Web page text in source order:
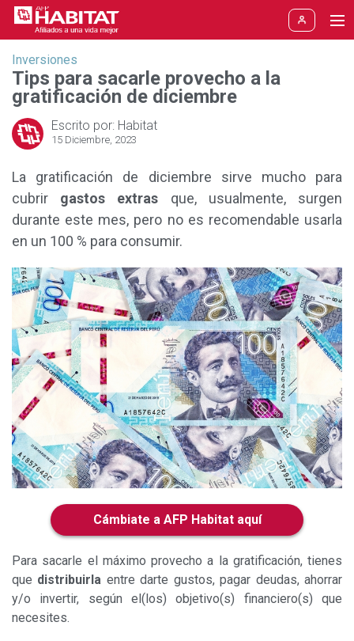
Aportes y Jubilación
Aporte obligatorio
Aporte voluntario
Multifondos
Jubilación
Etapas de la vida
Pronto voy a aportar
Estoy aportando hace poco
He aportado varios años
Estoy próximo a jubilarme
Me jubilé del trabajo
Soy beneficiario o heredero
Cámbiate a HABITAT
Rentabilidad
Aprenda
SPP
Reforma AFP
Fácil en videos
Inversiones
Inversiones
Tips para sacarle provecho a la
gratificación de diciembre
Escrito por: Habitat
15 Diciembre, 2023
La gratificación de diciembre sirve mucho para
cubrir gastos extras que, usualmente, surgen
durante este mes, pero no es recomendable usarla
en un 100 % para consumir.
Cámbiate a AFP Habitat aquí
Para sacarle el máximo provecho a la gratificación, tienes
que distribuirla entre darte gustos, pagar deudas, ahorrar
y/o invertir, según el(los) objetivo(s) financiero(s) que
necesites.